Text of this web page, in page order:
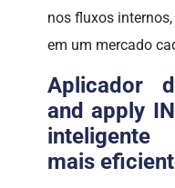
nos fluxos
em um mercado
Aplicador
and apply
mais